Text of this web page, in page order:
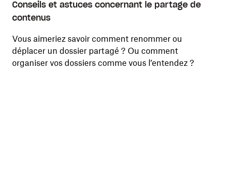
Conseils et astuces concernant le partage de
contenus
Vous aimeriez savoir comment renommer ou
déplacer un dossier partagé ? Ou comment
organiser vos dossiers comme vous l’entendez ?